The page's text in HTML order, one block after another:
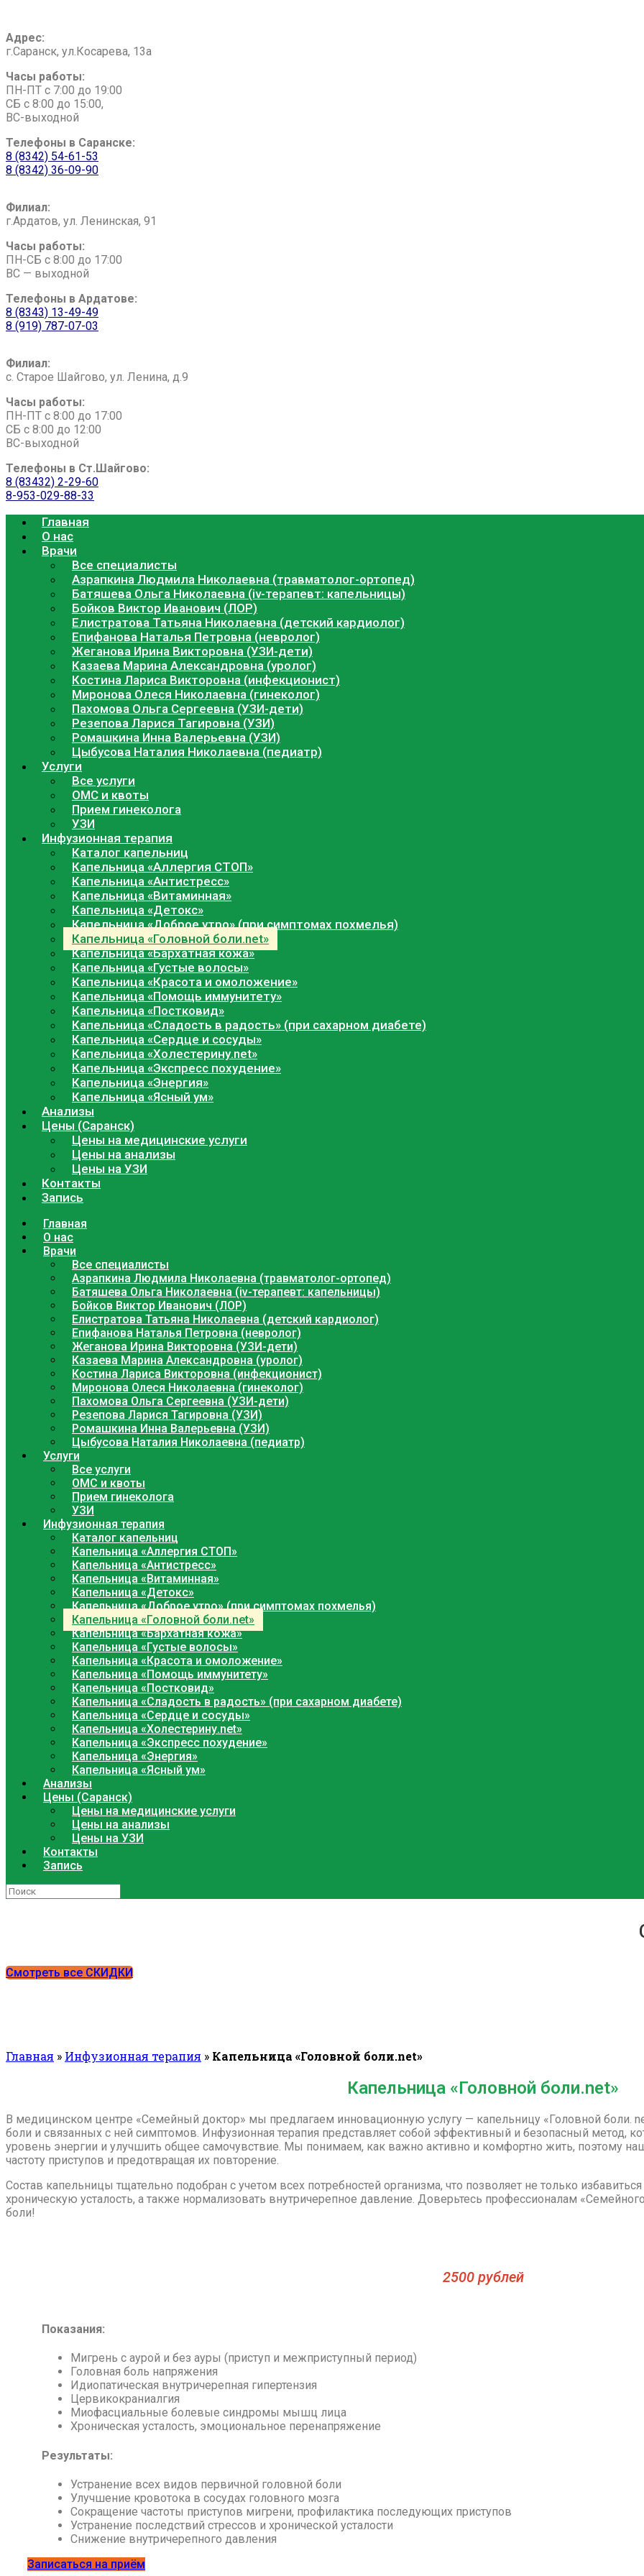
Адрес:
г.Саранск, ул.Косарева, 13а
Часы работы:
ПН-ПТ с 7:00 до 19:00
СБ с 8:00 до 15:00,
ВС-выходной
Телефоны в Саранске:
8 (8342) 54-61-53
8 (8342) 36-09-90
Филиал:
г.Ардатов, ул. Ленинская, 91
Часы работы:
ПН-СБ с 8:00 до 17:00
ВС — выходной
Телефоны в Ардатове:
8 (8343) 13-49-49
8 (919) 787-07-03
Филиал:
с. Старое Шайгово, ул. Ленина, д.9
Часы работы:
ПН-ПТ с 8:00 до 17:00
СБ с 8:00 до 12:00
ВС-выходной
Телефоны в Ст.Шайгово:
8 (83432) 2-29-60
8-953-029-88-33
Главная
О нас
Врачи
Все специалисты
Азрапкина Людмила Николаевна (травматолог-ортопед)
Батяшева Ольга Николаевна (iv-терапевт: капельницы)
Бойков Виктор Иванович (ЛОР)
Елистратова Татьяна Николаевна (детский кардиолог)
Епифанова Наталья Петровна (невролог)
Жеганова Ирина Викторовна (УЗИ-дети)
Казаева Марина Александровна (уролог)
Костина Лариса Викторовна (инфекционист)
Миронова Олеся Николаевна (гинеколог)
Пахомова Ольга Сергеевна (УЗИ-дети)
Резепова Ларися Тагировна (УЗИ)
Ромашкина Инна Валерьевна (УЗИ)
Цыбусова Наталия Николаевна (педиатр)
Услуги
Все услуги
ОМС и квоты
Прием гинеколога
УЗИ
Инфузионная терапия
Каталог капельниц
Капельница «Аллергия СТОП»
Капельница «Антистресс»
Капельница «Витаминная»
Капельница «Детокс»
Капельница «Доброе утро» (при симптомах похмелья)
Капельница «Головной боли.net»
Капельница «Бархатная кожа»
Капельница «Густые волосы»
Капельница «Красота и омоложение»
Капельница «Помощь иммунитету»
Капельница «Постковид»
Капельница «Сладость в радость» (при сахарном диабете)
Капельница «Сердце и сосуды»
Капельница «Холестерину.net»
Капельница «Экспресс похудение»
Капельница «Энергия»
Капельница «Ясный ум»
Анализы
Цены (Саранск)
Цены на медицинские услуги
Цены на анализы
Цены на УЗИ
Контакты
Запись
Главная
О нас
Врачи
Все специалисты
Азрапкина Людмила Николаевна (травматолог-ортопед)
Батяшева Ольга Николаевна (iv-терапевт: капельницы)
Бойков Виктор Иванович (ЛОР)
Елистратова Татьяна Николаевна (детский кардиолог)
Епифанова Наталья Петровна (невролог)
Жеганова Ирина Викторовна (УЗИ-дети)
Казаева Марина Александровна (уролог)
Костина Лариса Викторовна (инфекционист)
Миронова Олеся Николаевна (гинеколог)
Пахомова Ольга Сергеевна (УЗИ-дети)
Резепова Ларися Тагировна (УЗИ)
Ромашкина Инна Валерьевна (УЗИ)
Цыбусова Наталия Николаевна (педиатр)
Услуги
Все услуги
ОМС и квоты
Прием гинеколога
УЗИ
Инфузионная терапия
Каталог капельниц
Капельница «Аллергия СТОП»
Капельница «Антистресс»
Капельница «Витаминная»
Капельница «Детокс»
Капельница «Доброе утро» (при симптомах похмелья)
Капельница «Головной боли.net»
Капельница «Бархатная кожа»
Капельница «Густые волосы»
Капельница «Красота и омоложение»
Капельница «Помощь иммунитету»
Капельница «Постковид»
Капельница «Сладость в радость» (при сахарном диабете)
Капельница «Сердце и сосуды»
Капельница «Холестерину.net»
Капельница «Экспресс похудение»
Капельница «Энергия»
Капельница «Ясный ум»
Анализы
Цены (Саранск)
Цены на медицинские услуги
Цены на анализы
Цены на УЗИ
Контакты
Запись
Смотреть все СКИДКИ
Главная » Инфузионная терапия » Капельница «Головной боли.net»
Капельница «Головной боли.net»
В медицинском центре «Семейный доктор» мы предлагаем инновационную услугу — капельницу «Головной боли.
боли и связанных с ней симптомов. Инфузионная терапия представляет собой эффективный и безопасный метод,
уровень энергии и улучшить общее самочувствие. Мы понимаем, как важно активно и комфортно жить, поэтому
частоту приступов и предотвращая их повторение.
Состав капельницы тщательно подобран с учетом всех потребностей организма, что позволяет не только
хроническую усталость, а также нормализовать внутричерепное давление. Доверьтесь профессионалам
боли!
2500 рублей
Показания:
Мигрень с аурой и без ауры (приступ и межприступный период)
Головная боль напряжения
Идиопатическая внутричерепная гипертензия
Цервикокраниалгия
Миофасциальные болевые синдромы мышц лица
Хроническая усталость, эмоциональное перенапряжение
Результаты:
Устранение всех видов первичной головной боли
Улучшение кровотока в сосудах головного мозга
Сокращение частоты приступов мигрени, профилактика последующих приступов
Устранение последствий стрессов и хронической усталости
Снижение внутричерепного давления
Записаться на приём